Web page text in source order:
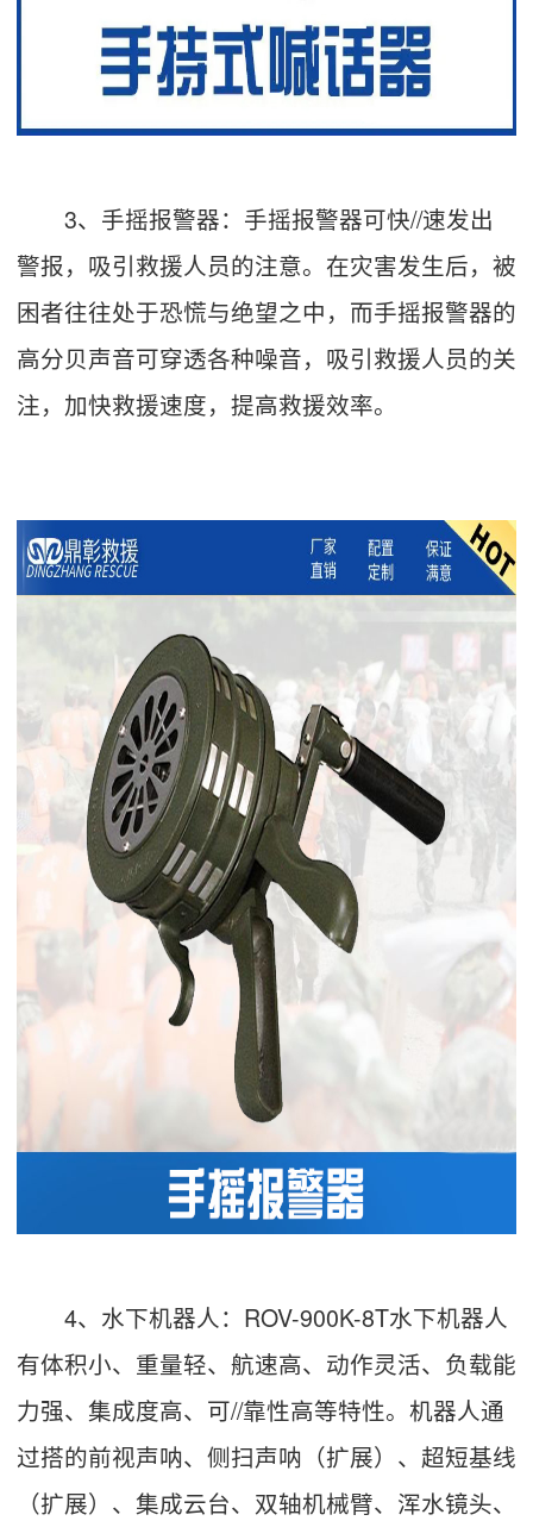
3、手摇报警器：手摇报警器可快//速发出
警报，吸引救援人员的注意。在灾害发生后，被
困者往往处于恐慌与绝望之中，而手摇报警器的
高分贝声音可穿透各种噪音，吸引救援人员的关
注，加快救援速度，提高救援效率。
4、水下机器人：ROV-900K-8T水下机器人
有体积小、重量轻、航速高、动作灵活、负载能
力强、集成度高、可//靠性高等特性。机器人通
过搭的前视声呐、侧扫声呐（扩展）、超短基线
（扩展）、集成云台、双轴机械臂、浑水镜头、